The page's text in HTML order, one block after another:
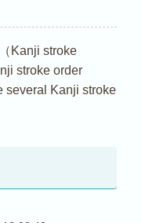
Kanji stroke
stroke order
several Kanji stroke